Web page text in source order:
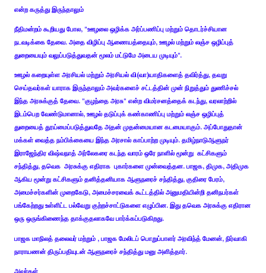
என்ற கருத்து இருந்தாலும்
நீதிமன்றம் கூறியது போல, "ஊழலை ஒழிக்க அர்ப்பணிப்பு மற்றும் தொடர்ச்சியான
நடவடிக்கை தேவை. அதை விழிப்பு ஆணையத்தையும், ஊழல் மற்றும் லஞ்ச ஒழிப்புத்
துறையையும் வலுப்படுத்துவதன் மூலம் மட்டுமே அடைய முடியும்".
ஊழல் கறையுள்ள அரசியல் மற்றும் அரசியல் வி(வா)யாதிகளைத் தவிர்த்து, தவறு
செய்தவர்கள் யாராக இருந்தாலும் அவர்களைச் சட்டத்தின் முன் நிறுத்தும் துணிச்சல்
இந்த அரசுக்குத் தேவை. "குழந்தை அரசு" என்ற விமர்சனத்தைக் கடந்து, வரலாற்றில்
இடம்பெற வேண்டுமானால், ஊழல் தடுப்புக் கண்காணிப்பு மற்றும் லஞ்ச ஒழிப்புத்
துறையைத் தூய்மைப்படுத்துவதே அதன் முதன்மையான கடமையாகும். அப்போதுதான்
மக்கள் வைத்த நம்பிக்கையை இந்த அரசால் காப்பாற்ற முடியும். தமிழ்நாடுஆளுநர்
இராஜேந்திர விஷ்வநாத் அர்லேகரை கடந்த வாரம் ஒரே நாளில் மூன்று கட்சிகளும்
சந்தித்து, தவெக அரசுக்கு எதிராக புகார்களை முன்வைத்தன. பாஜக, திமுக, அதிமுக
ஆகிய மூன்று கட்சிகளும் தனித்தனியாக ஆளுநரைச் சந்தித்து, குதிரை பேரம்,
அமைச்சர்களின் முறைகேடு, அமைச்சரவைக் கூட்டத்தில் அனுமதியின்றி தனிநபர்கள்
பங்கேற்றது உள்ளிட்ட பல்வேறு குற்றச்சாட்டுகளை எழுப்பின. இது தவெக அரசுக்கு எதிரான
ஒரு ஒருங்கிணைந்த தாக்குதலாகவே பார்க்கப்படுகிறது.
பாஜக மாநிலத் தலைவர் மற்றும் , பாஜக மேலிடப் பொறுப்பாளர் அரவிந்த் மேனன், நிர்வாகி
நாராயணன் திருப்பதியுடன் ஆளுநரைச் சந்தித்து மனு அளித்தார்.
அவர்கள்